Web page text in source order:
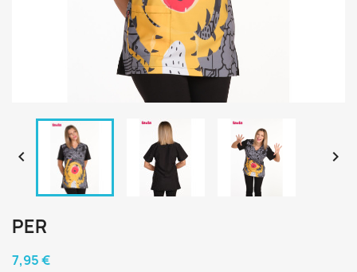
 
PER
7,95 €